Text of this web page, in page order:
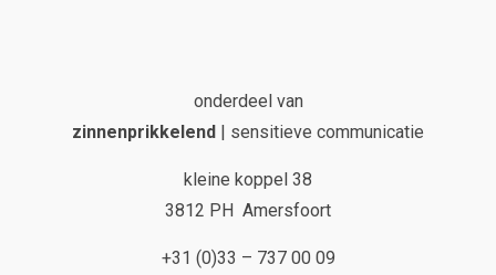
onderdeel van
zinnenprikkelend
| sensitieve communicatie
kleine koppel 38
3812 PH Amersfoort
+31 (0)33 – 737 00 09